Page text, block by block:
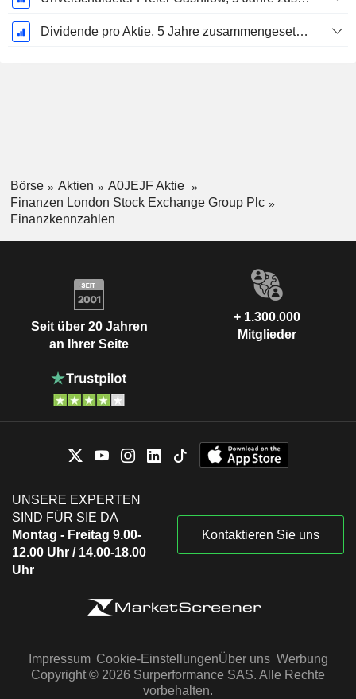
Dividende pro Aktie, 5 Jahre zusammengesetzte jährliche Wachstumsrate %
Börse Aktien
A0JEJF Aktie
Finanzen London Stock Exchange Group Plc
Finanzkennzahlen
Seit über 20 Jahren
an Ihrer Seite
+ 1.300.000
Mitglieder
UNSERE EXPERTEN
SIND FÜR SIE DA
Montag - Freitag 9.00-
12.00 Uhr / 14.00-18.00
Uhr
Kontaktieren Sie uns
Impressum Cookie-EinstellungenÜber uns Werbung
Copyright © 2026 Surperformance SAS. Alle Rechte
vorbehalten.